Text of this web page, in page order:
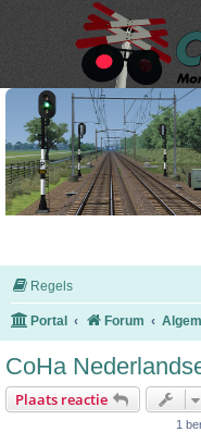
Regels
Portal Forum
CoHa
Plaats reactie
1